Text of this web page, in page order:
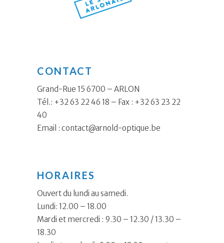
CONTACT
Grand-Rue 15 6700 – ARLON
Tél.: +32 63 22 46 18 – Fax : +32 63 23 22
40
Email : contact@arnold-optique.be
HORAIRES
Ouvert du lundi au samedi.
Lundi: 12.00 – 18.00
Mardi et mercredi : 9.30 – 12.30 / 13.30 –
18.30